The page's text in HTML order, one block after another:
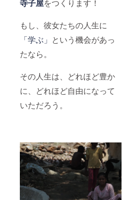
寺子屋をつくります！
もし、彼女たちの人生に
「学ぶ」 という機会があっ
たなら。
その人生は、どれほど豊か
に、どれほど自由になって
いただろう。